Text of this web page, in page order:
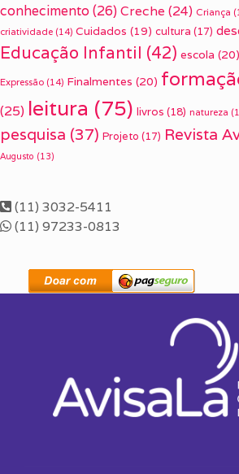
conhecimento(26) Creche (24) Criança
criatividade (14) Cuidados (19) cultura (17)
Educação Infantil (42) escola (20)
Expressão (14) Finalmentes (20)
(25) leitura (75) livros (18) natureza
pesquisa (37) Projeto (17) Revista
Augusto (13)
(11) 3032-5411
(11) 97233-0813